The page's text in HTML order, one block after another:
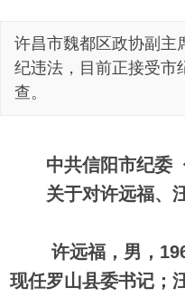
许昌市魏都区政协副主
纪违法，目前正接受市
查。
中共信阳市纪委
关于对许远福、
许远福，男，
现任罗山县委书记；